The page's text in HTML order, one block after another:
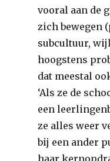
vooral aan de
zich bewegen
subcultuur,
hoogstens
dat meestal
‘Als ze de
een
ze alles weer
bij een ander
haar